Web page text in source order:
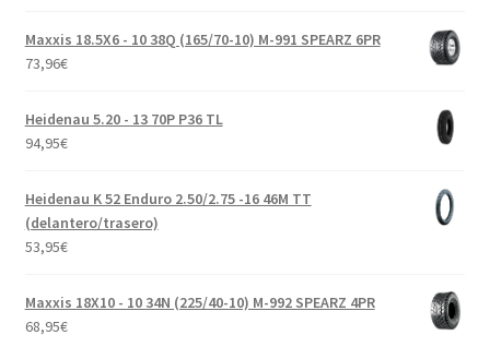
Maxxis 18.5X6 - 10 38Q (165/70-10) M-991 SPEARZ 6PR
73,96€
Heidenau 5.20 - 13 70P P36 TL
94,95€
Heidenau K 52 Enduro 2.50/2.75 -16 46M TT
(delantero/trasero)
53,95€
Maxxis 18X10 - 10 34N (225/40-10) M-992 SPEARZ 4PR
68,95€